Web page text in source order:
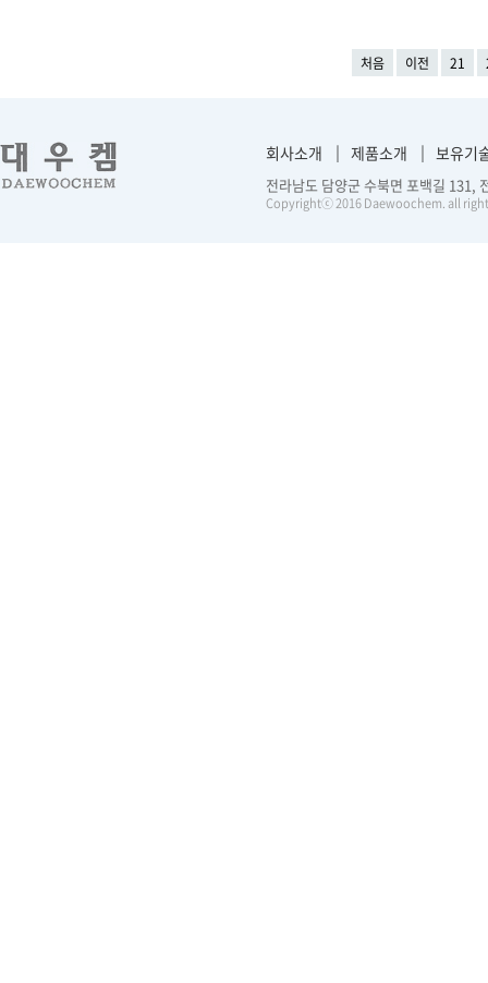
처음 이전 21
회사소개 제품소개 보유기
전라남도 담양군 수북면 포백길
Copyrightⓒ 2016 Daewoochem. all